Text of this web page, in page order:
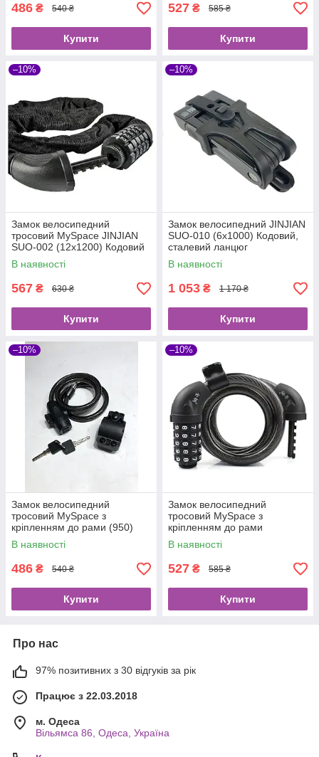
486 ₴ 540 ₴
Купити
527 ₴ 585 ₴
Купити
–10%
Замок велосипедний
тросовий MySpace JINJIAN
SUO-002 (12x1200) Кодовий
5 значок
В наявності
567 ₴ 630 ₴
Купити
–10%
Замок велосипедний JINJIAN
SUO-010 (6x1000) Кодовий,
сталевий ланцюг
В наявності
1 053 ₴ 1 170 ₴
Купити
–10%
Замок велосипедний
тросовий MySpace з
кріпленням до рами (950)
В наявності
486 ₴ 540 ₴
Купити
–10%
Замок велосипедний
тросовий MySpace з
кріпленням до рами
В наявності
527 ₴ 585 ₴
Купити
Про нас
97% позитивних з 30 відгуків за рік
Працює з 22.03.2018
м. Одеса
Вільямса 86, Одеса, Україна